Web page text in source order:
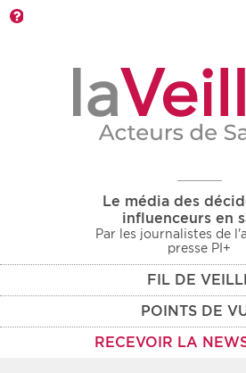
Le média des
influenceurs en
Par les journalistes de
presse PI+
FIL DE
POINTS DE
RECEVOIR LA
Rendez-vous des 7
prochains jours
Recherche par mots clés
Type
Protection sociale
Zone